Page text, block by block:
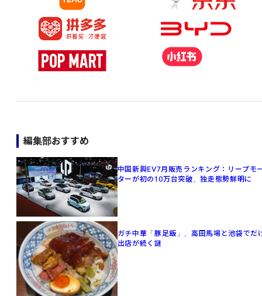
編集部おすすめ
中国新興EV7月販売ランキング：リープモ
ターが初の10万台突破、独走態勢鮮明に
ガチ中華「豚足飯」、高田馬場と池袋でだ
出店が続く謎